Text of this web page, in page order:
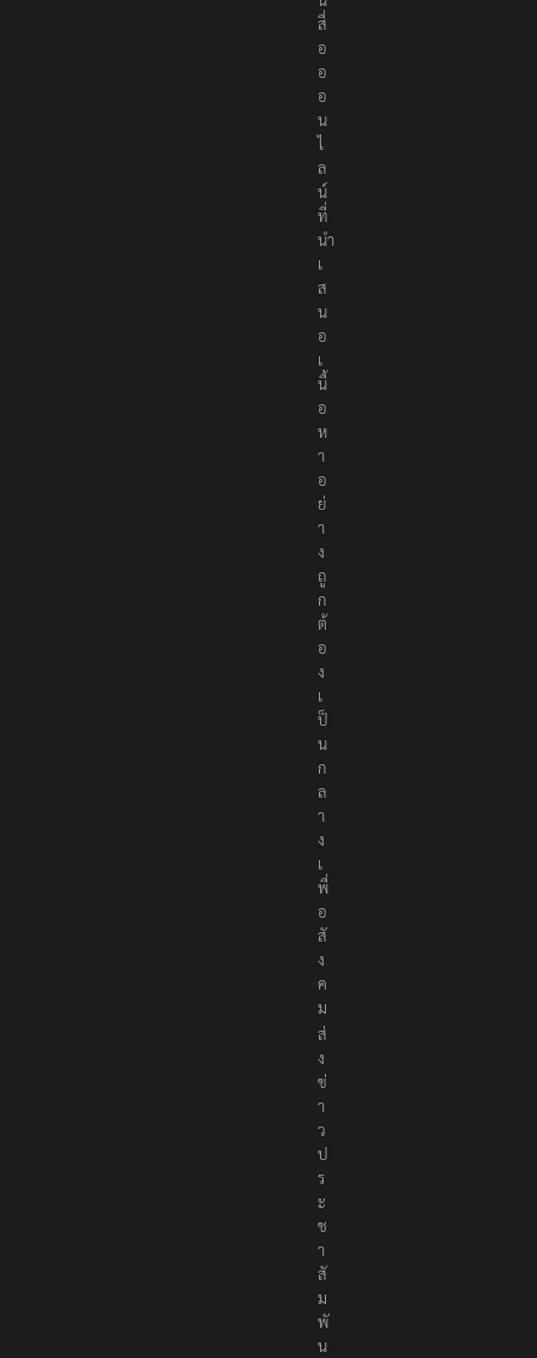
สื่
อ
อ
อ
น
ไ
ล
น์
ที่
นำ
เ
ส
น
อ
เ
นื้
อ
ห
า
อ
ย่
า
ง
ถู
ก
ต้
อ
ง
เ
ป็
น
ก
ล
า
ง
เ
พื่
อ
สั
ง
ค
ม
ส่
ง
ข่
า
ว
ป
ร
ะ
ช
า
สั
ม
พั
น